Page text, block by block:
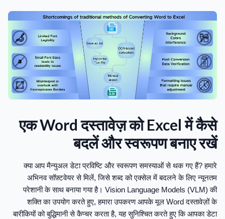
एक Word दस्तावेज़ को Excel में कैसे
बदलें और स्वरूपण बनाए रखें
क्या आप मैन्युअल डेटा प्रविष्टि और स्वरूपण समस्याओं से थक गए हैं? हमारे
अभिनव सॉफ़्टवेयर से मिलें, जिसे शब्द को एक्सेल में बदलने के लिए न्यूनतम
परेशानी के साथ बनाया गया है। Vision Language Models (VLM) की
शक्ति का उपयोग करते हुए, हमारा उपकरण आपके मूल Word दस्तावेज़ों के
बारीकियों को बुद्धिमानी से कैप्चर करता है, यह सुनिश्चित करते हुए कि आपका डेटा